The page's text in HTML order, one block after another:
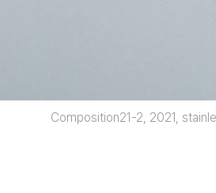
Composition21-2, 2021,